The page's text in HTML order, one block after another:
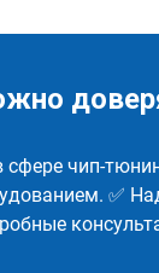
сфере чип-
✅